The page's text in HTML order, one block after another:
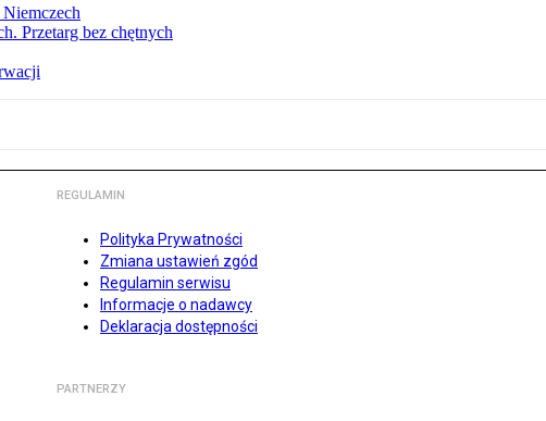
Przetarg bez chętnych
REGULAMIN
Polityka Prywatności
Zmiana ustawień zgód
Regulamin serwisu
Informacje o nadawcy
Deklaracja dostępności
PARTNERZY